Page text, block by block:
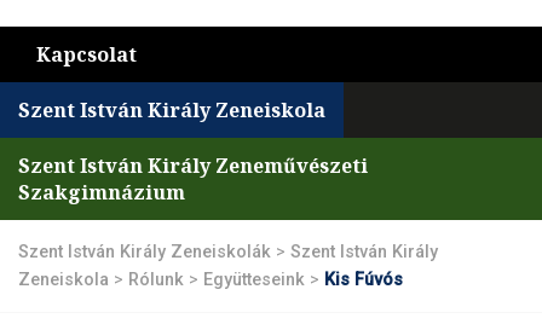
Kapcsolat
Szent István Király Zeneiskola
Szent István Király Zeneművészeti
Szakgimnázium
Szent István Király Zeneiskolák > Szent István Király
Zeneiskola > Rólunk > Együtteseink > Kis Fúvós